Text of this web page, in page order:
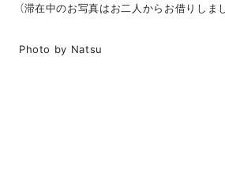
（滞在中のお写真はお二人からお借りしま
Photo by Natsu